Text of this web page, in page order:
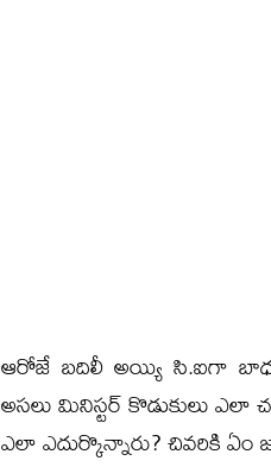
ఆరోజే బదిలీ అయ్యి సి.ఐగా
అసలు మినిస్టర్ కొడుకులు
ఎలా ఎదుర్కొన్నారు? చివరికి